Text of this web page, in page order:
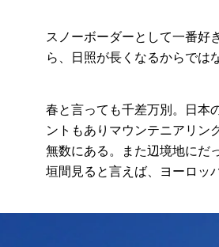
スノーボーダーとして一番好
ら、日照が長くなるからでは
春と言っても千差万別。日本
ントもありマウンテニアリン
無数にある。また辺境地にだ
垣間見ると言えば、ヨーロッ